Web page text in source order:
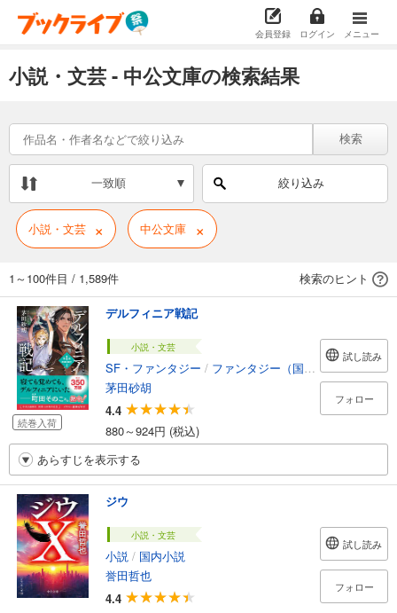
会員登録 ログイン メニュー
小説・文芸 - 中公文庫の検索結果
検索
一致順 絞り込み
小説・文芸 × 中公文庫 ×
1～100件目 / 1,589件 検索のヒント
続巻入荷
デルフィニア戦記
小説・文芸
SF・ファンタジー / ファンタジー（国内）
茅田砂胡
4.4
880～924円 (税込)
試し読み
フォロー
あらすじを表示する
ジウ
小説・文芸
小説 / 国内小説
誉田哲也
4.4
試し読み
フォロー